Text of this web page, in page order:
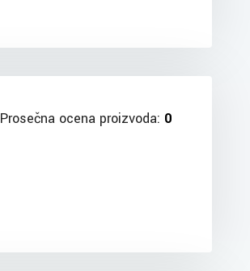
Prosečna ocena proizvoda: 0